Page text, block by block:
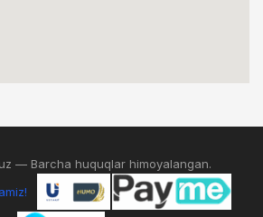
— Barcha huquqlar himoyalangan.